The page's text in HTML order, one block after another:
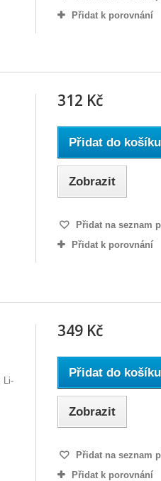
Přidat k porovnání
312 Kč
Přidat do košíku
Zobrazit
Přidat na seznam
Přidat k porovnání
Li-
349 Kč
Přidat do košíku
Zobrazit
Přidat na seznam
Přidat k porovnání